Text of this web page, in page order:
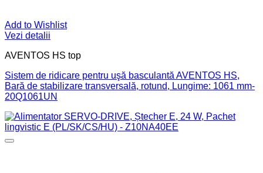
Add to Wishlist
Vezi detalii
AVENTOS HS top
Sistem de ridicare pentru uşă basculantă AVENTOS HS,
Bară de stabilizare transversală, rotund, Lungime: 1061 mm-
20Q1061UN